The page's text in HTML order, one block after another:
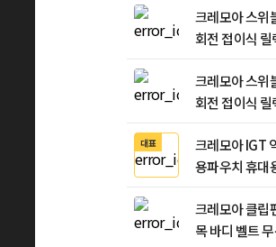
크레모아 스위
회전 접이식
크레모아 스위
회전 접이식
대표
크레모아 IGT
용파우치 휴대
크레모아 클립
목 바디 벨트